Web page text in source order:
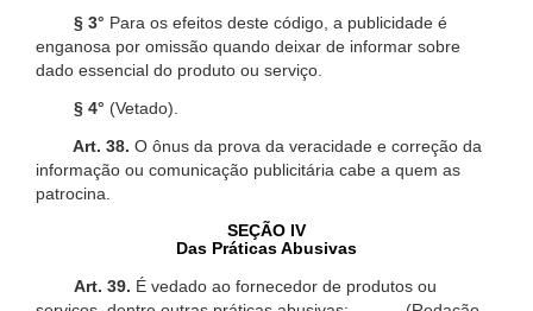
§ 3° Para os efeitos deste código, a publicidade é
enganosa por omissão quando deixar de informar sobre
dado essencial do produto ou serviço.
§ 4° (Vetado).
Art. 38. O ônus da prova da veracidade e correção da
informação ou comunicação publicitária cabe a quem as
patrocina.
SEÇÃO IV
Das Práticas Abusivas
Art. 39. É vedado ao fornecedor de produtos ou